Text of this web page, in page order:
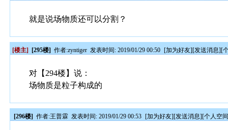
就是说场物质还可以分割？
[楼主] [295楼] 作者:zyntiger 发表时间: 2019/01/29 00:50 [加为好友][发送消息][
对【294楼】说：
场物质是粒子构成的
[296楼] 作者:王普霖 发表时间: 2019/01/29 00:53 [加为好友][发送消息][个人空